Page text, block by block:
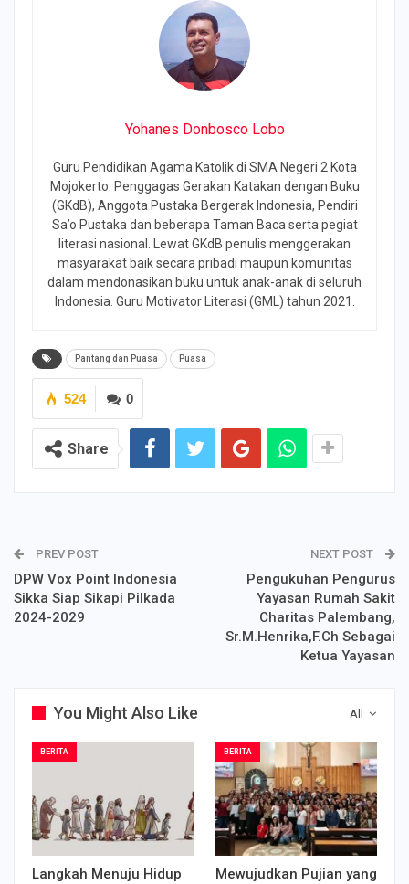
Yohanes Donbosco Lobo
Guru Pendidikan Agama Katolik di SMA Negeri 2 Kota
Mojokerto. Penggagas Gerakan Katakan dengan Buku
(GKdB), Anggota Pustaka Bergerak Indonesia, Pendiri
Sa’o Pustaka dan beberapa Taman Baca serta pegiat
literasi nasional. Lewat GKdB penulis menggerakan
masyarakat baik secara pribadi maupun komunitas
dalam mendonasikan buku untuk anak-anak di seluruh
Indonesia. Guru Motivator Literasi (GML) tahun 2021.
Pantang dan Puasa Puasa
0
524
Share
PREV POST
DPW Vox Point Indonesia
Sikka Siap Sikapi Pilkada
2024-2029
NEXT POST
Pengukuhan Pengurus
Yayasan Rumah Sakit
Charitas Palembang,
Sr.M.Henrika,F.Ch Sebagai
Ketua Yayasan
All
You Might Also Like
BERITA
Langkah Menuju Hidup
BERITA
Mewujudkan Pujian yang